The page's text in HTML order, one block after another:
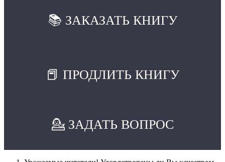
📚 ЗАКАЗАТЬ КНИГУ
📕 ПРОДЛИТЬ КНИГУ
💁 ЗАДАТЬ ВОПРОС